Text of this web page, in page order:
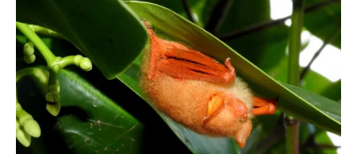
坡物流設施集團普洛斯（Global Logistic Properties,
GLP）計畫在此興建大型物流和資料中心。媒體《資料中
心動態》（data center dynamics）報導，GLP計劃興建五
個園區，總容量600MW，其中四個位在東京，一個在大
阪。東京的TKW1已經動土，居民反對的應是TKW2。
TKW2包含八座五層建築，總容量295MW。